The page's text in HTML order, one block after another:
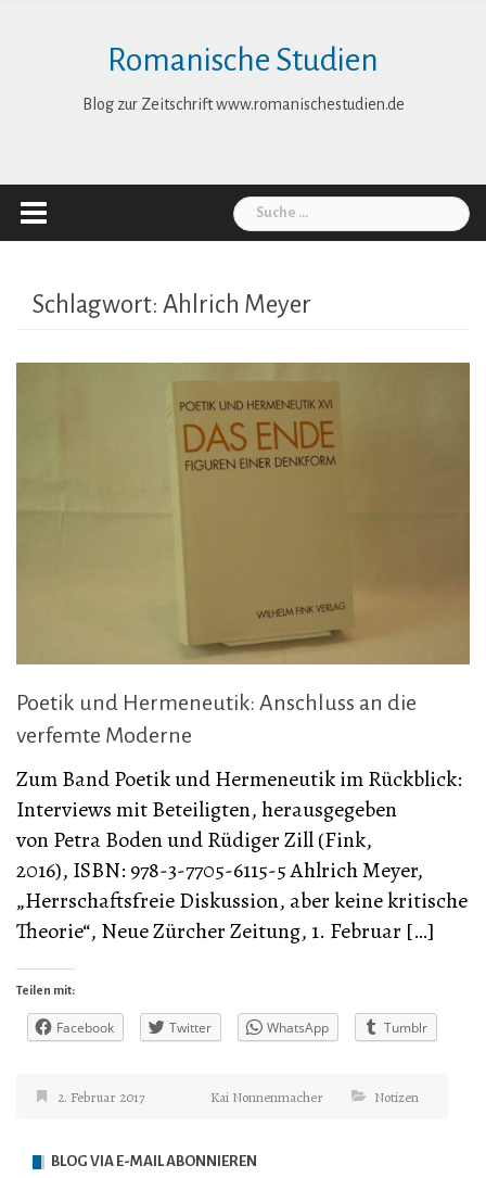
Romanische Studien
Blog zur Zeitschrift www.romanischestudien.de
Suche
nach:
Schlagwort: Ahlrich Meyer
Poetik und Hermeneutik: Anschluss an die
verfemte Moderne
Zum Band Poetik und Hermeneutik im Rückblick:
Interviews mit Beteiligten, herausgegeben
von Petra Boden und Rüdiger Zill (Fink,
2016), ISBN: 978-3-7705-6115-5 Ahlrich Meyer,
„Herrschaftsfreie Diskussion, aber keine kritische
Theorie“, Neue Zürcher Zeitung, 1. Februar […]
Teilen mit:
Facebook Twitter WhatsApp Tumblr
2. Februar 2017 Kai Nonnenmacher Notizen
BLOG VIA E-MAIL ABONNIEREN